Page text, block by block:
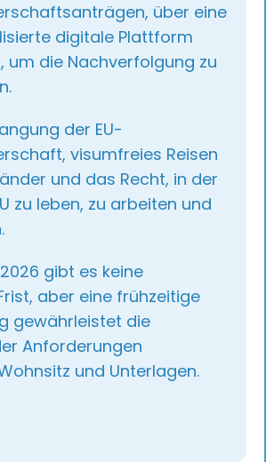
über eine
digitale Plattform
um die Nachverfolgung zu
der EU-
visumfreies Reisen
und das Recht, in der
zu leben, zu arbeiten und
gibt es keine
aber eine frühzeitige
gewährleistet die
Anforderungen
und Unterlagen.